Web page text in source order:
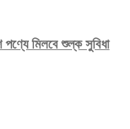
মিলবে শুল্ক সুবিধা